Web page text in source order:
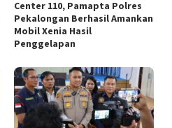
Center 110, Pamapta Polres
Pekalongan Berhasil Amankan
Mobil Xenia Hasil
Penggelapan